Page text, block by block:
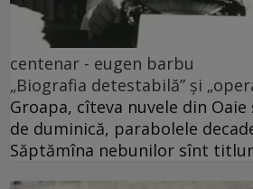
centenar - eugen barbu
„Biografia detestabilă” și
Groapa, cîteva nuvele din
de duminică, parabolele
Săptămîna nebunilor sînt